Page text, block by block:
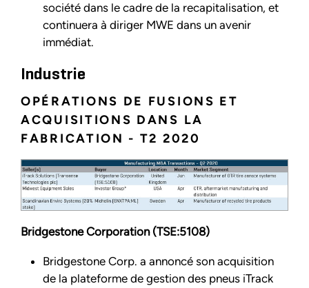
société dans le cadre de la recapitalisation, et
continuera à diriger MWE dans un avenir
immédiat.
Industrie
OPÉRATIONS DE FUSIONS ET
ACQUISITIONS DANS LA
FABRICATION - T2 2020
Bridgestone Corporation (TSE:5108)
Bridgestone Corp. a annoncé son acquisition
de la plateforme de gestion des pneus iTrack